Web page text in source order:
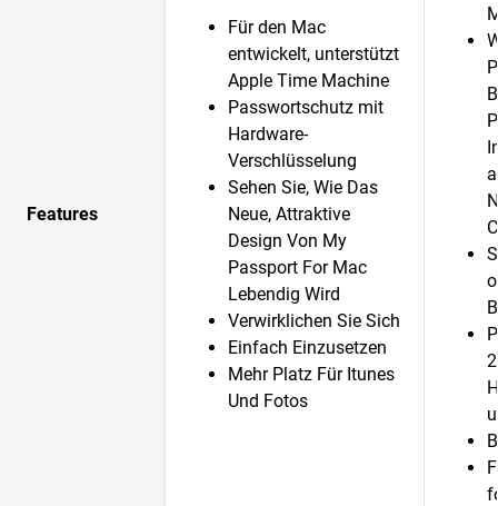
Features
Für den Mac
entwickelt, unterstützt
Apple Time Machine
Passwortschutz mit
Hardware-
Verschlüsselung
Sehen Sie, Wie Das
Neue, Attraktive
Design Von My
Passport For Mac
Lebendig Wird
Verwirklichen Sie Sich
Einfach Einzusetzen
Mehr Platz Für Itunes
Und Fotos